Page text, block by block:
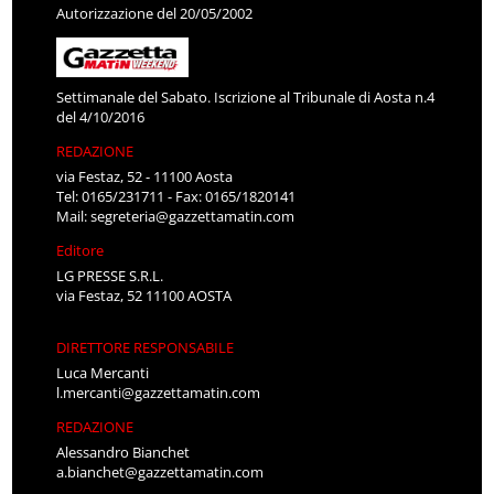
Autorizzazione del 20/05/2002
Settimanale del Sabato. Iscrizione al Tribunale di Aosta n.4
del 4/10/2016
REDAZIONE
via Festaz, 52 - 11100 Aosta
Tel: 0165/231711 - Fax: 0165/1820141
Mail:segreteria@gazzettamatin.com
Editore
LG PRESSE S.R.L.
via Festaz, 52 11100 AOSTA
DIRETTORE RESPONSABILE
Luca Mercanti
l.mercanti@gazzettamatin.com
REDAZIONE
Alessandro Bianchet
a.bianchet@gazzettamatin.com